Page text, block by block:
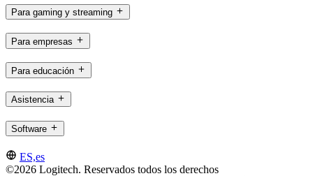
Para gaming y streaming
Para empresas
Para educación
Asistencia
Software
ES,es
©2026 Logitech. Reservados todos los derechos